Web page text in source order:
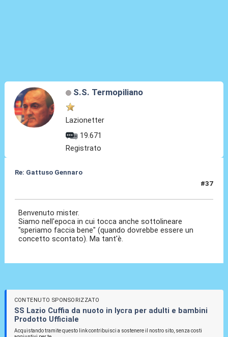
S.S. Termopiliano
Lazionetter
19.671
Registrato
Re: Gattuso Gennaro
#37
Benvenuto mister.
Siamo nell'epoca in cui tocca anche sottolineare
"speriamo faccia bene" (quando dovrebbe essere un
concetto scontato). Ma tant'è.
CONTENUTO SPONSORIZZATO
SS Lazio Cuffia da nuoto in lycra per adulti e bambini
Prodotto Ufficiale
Acquistando tramite questo link contribuisci a sostenere il nostro sito, senza costi